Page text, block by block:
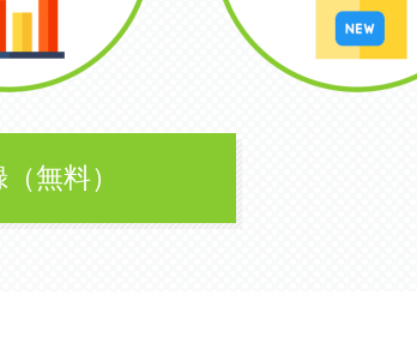
無料）